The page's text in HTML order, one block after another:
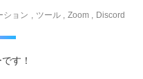
ション ツール Zoom Discord
す！